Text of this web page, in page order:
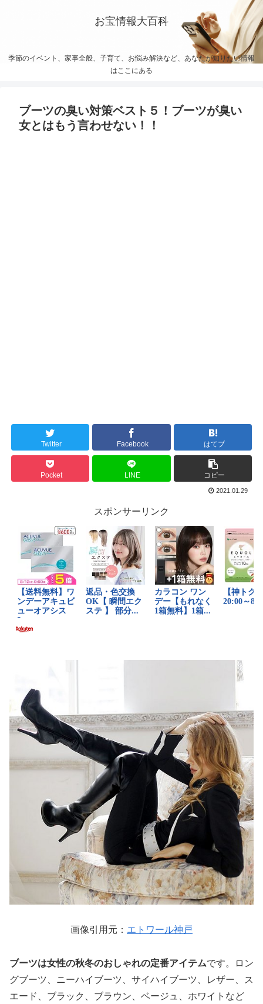
お宝情報大百科
季節のイベント、家事全般、子育て、お悩み解決など、あなたが知りたい情報
はここにある
ブーツの臭い対策ベスト５！ブーツが臭い
女とはもう言わせない！！
Twitter Facebook はてブ
Pocket LINE コピー
2021.01.29
スポンサーリンク
画像引用元： エトワール神戸
ブーツは女性の秋冬のおしゃれの定番アイテムです。ロン
グブーツ、ニーハイブーツ、サイハイブーツ、レザー、ス
エード、ブラック、ブラウン、ベージュ、ホワイトなど